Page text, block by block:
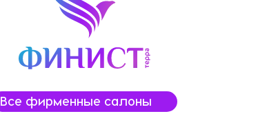
Все фирменные салоны